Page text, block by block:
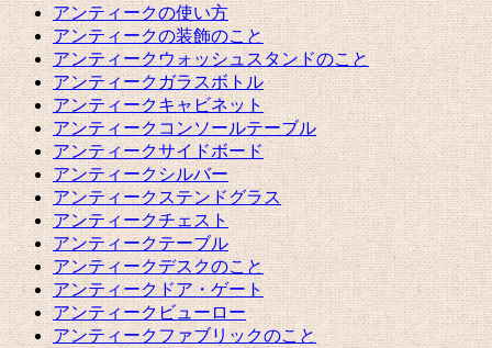
アンティークの使い方
アンティークの装飾のこと
アンティークウォッシュスタンドのこと
アンティークガラスボトル
アンティークキャビネット
アンティークコンソールテーブル
アンティークサイドボード
アンティークシルバー
アンティークステンドグラス
アンティークチェスト
アンティークテーブル
アンティークデスクのこと
アンティークドア・ゲート
アンティークビューロー
アンティークファブリックのこと